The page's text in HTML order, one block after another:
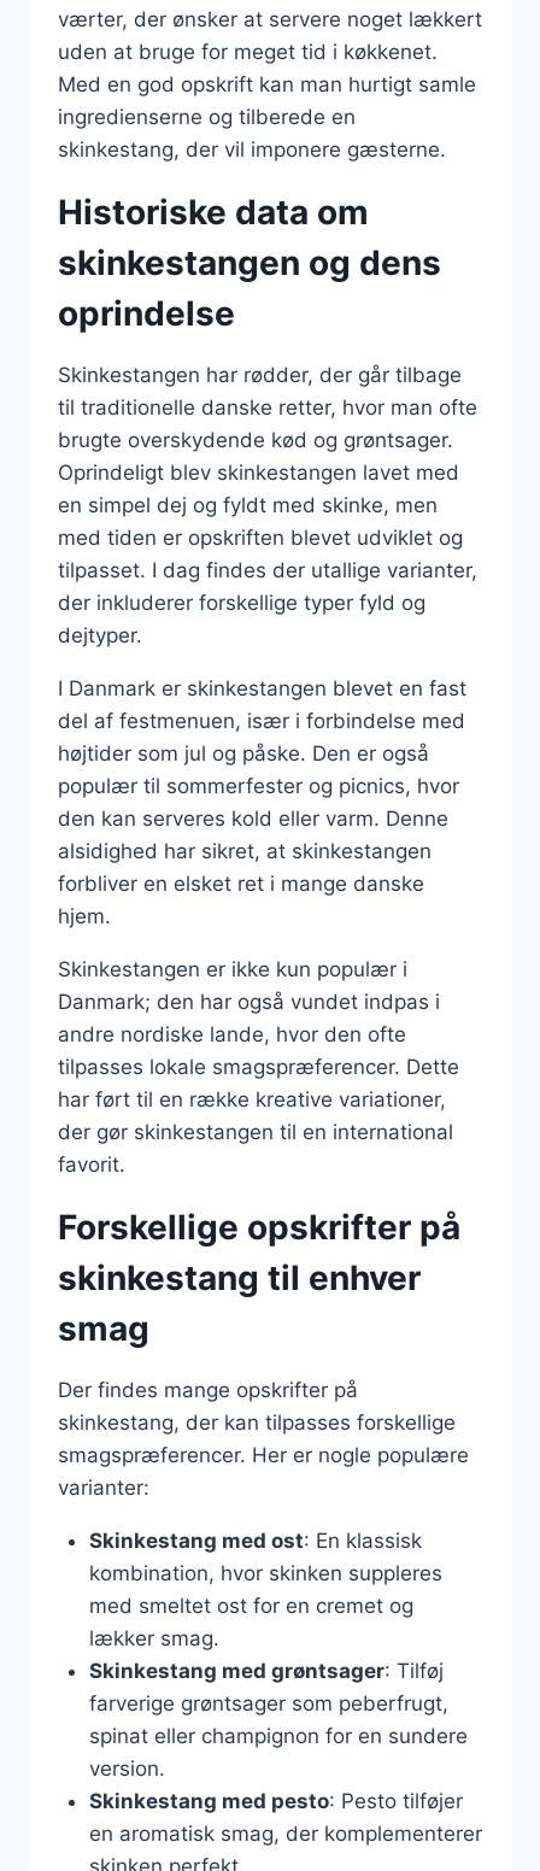
værter, der ønsker at servere noget lækkert
uden at bruge for meget tid i køkkenet.
Med en god opskrift kan man hurtigt samle
ingredienserne og tilberede en
skinkestang, der vil imponere gæsterne.
Historiske data om
skinkestangen og dens
oprindelse
Skinkestangen har rødder, der går tilbage
til traditionelle danske retter, hvor man ofte
brugte overskydende kød og grøntsager.
Oprindeligt blev skinkestangen lavet med
en simpel dej og fyldt med skinke, men
med tiden er opskriften blevet udviklet og
tilpasset. I dag findes der utallige varianter,
der inkluderer forskellige typer fyld og
dejtyper.
I Danmark er skinkestangen blevet en fast
del af festmenuen, især i forbindelse med
højtider som jul og påske. Den er også
populær til sommerfester og picnics, hvor
den kan serveres kold eller varm. Denne
alsidighed har sikret, at skinkestangen
forbliver en elsket ret i mange danske
hjem.
Skinkestangen er ikke kun populær i
Danmark; den har også vundet indpas i
andre nordiske lande, hvor den ofte
tilpasses lokale smagspræferencer. Dette
har ført til en række kreative variationer,
der gør skinkestangen til en international
favorit.
Forskellige opskrifter på
skinkestang til enhver
smag
Der findes mange opskrifter på
skinkestang, der kan tilpasses forskellige
smagspræferencer. Her er nogle populære
varianter:
Skinkestang med ost: En klassisk
kombination, hvor skinken suppleres
med smeltet ost for en cremet og
lækker smag.
Skinkestang med grøntsager: Tilføj
farverige grøntsager som peberfrugt,
spinat eller champignon for en sundere
version.
Skinkestang med pesto: Pesto tilføjer
en aromatisk smag, der komplementerer
skinken perfekt.